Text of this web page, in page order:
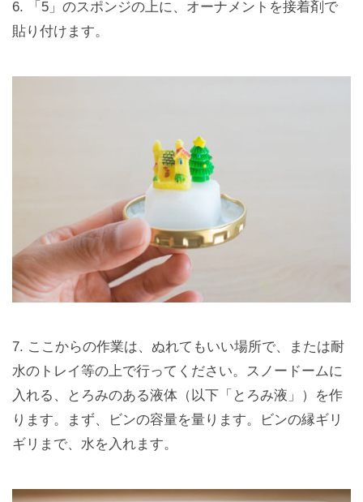
6. 「5」のスポンジの上に、オーナメントを接着剤で
貼り付けます。
7. ここからの作業は、ぬれてもいい場所で、または耐
水のトレイ等の上で行ってください。スノードームに
入れる、とろみのある液体（以下「とろみ液」）を作
ります。まず、ビンの容量を量ります。ビンの縁ギリ
ギリまで、水を入れます。